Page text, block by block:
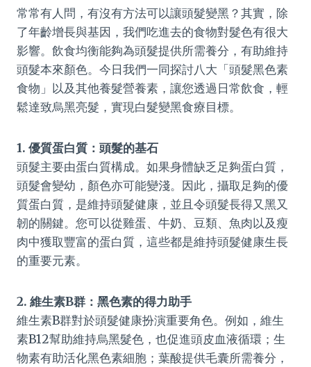
常常有人問，有沒有方法可以讓頭髮變黑？其實，除
了年齡增長與基因，我們吃進去的食物對髮色有很大
影響。飲食均衡能夠為頭髮提供所需養分，有助維持
頭髮本來顏色。今日我們一同探討八大「頭髮黑色素
食物」以及其他養髮營養素，讓您透過日常飲食，輕
鬆達致烏黑亮髮，實現白髮變黑食療目標。
1. 優質蛋白質：頭髮的基石
頭髮主要由蛋白質構成。如果身體缺乏足夠蛋白質，
頭髮會變幼，顏色亦可能變淺。因此，攝取足夠的優
質蛋白質，是維持頭髮健康，並且令頭髮長得又黑又
韌的關鍵。您可以從雞蛋、牛奶、豆類、魚肉以及瘦
肉中獲取豐富的蛋白質，這些都是維持頭髮健康生長
的重要元素。
2. 維生素B群：黑色素的得力助手
維生素B群對於頭髮健康扮演重要角色。例如，維生
素B12幫助維持烏黑髮色，也促進頭皮血液循環；生
物素有助活化黑色素細胞；葉酸提供毛囊所需養分，